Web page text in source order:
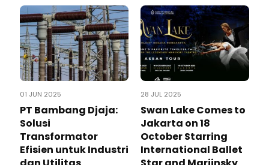
01 JUN 2025
PT Bambang Djaja:
Solusi
Transformator
Efisien untuk Industri
28 JUL 2025
Swan Lake Comes to
Jakarta on 18
October Starring
International Ballet